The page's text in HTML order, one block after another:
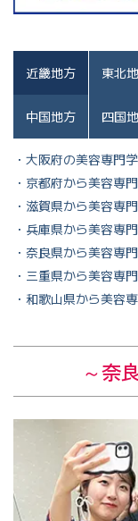
近畿地方 東北
中国地方 四国
・大阪府の美容専門
・京都府から美容専
・滋賀県から美容専
・兵庫県から美容専
・奈良県から美容専
・三重県から美容専
・和歌山県から美容
～奈良